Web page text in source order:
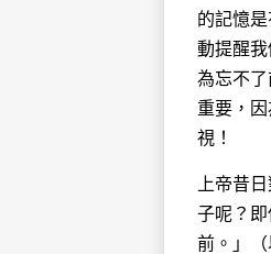
的記憶
動提醒
為忘不
重要，
視！
上帝昔
子呢？
前。」